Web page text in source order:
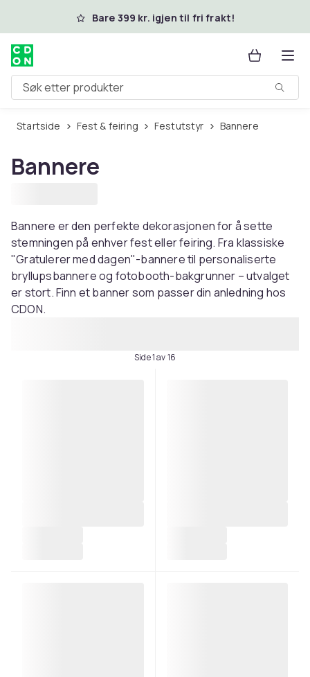
Hopp til hovedinnholdBare 399 kr. igjen til fri frakt!
Søk etter produkter
Startside Fest & feiring Festutstyr Bannere
Bannere
Bannere er den perfekte dekorasjonen for å sette
stemningen på enhver fest eller feiring. Fra klassiske
"Gratulerer med dagen"-bannere til personaliserte
bryllupsbannere og fotobooth-bakgrunner – utvalget
er stort. Finn et banner som passer din anledning hos
CDON.
Side 1 av 16